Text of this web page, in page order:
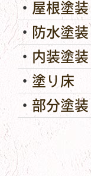
屋根塗装
防水塗装
内装塗装
塗り床
部分塗装